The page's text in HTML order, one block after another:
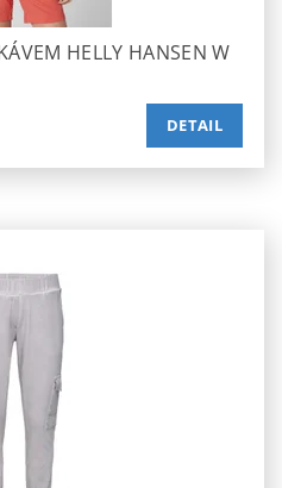
HELLY HANSEN W
DETAIL